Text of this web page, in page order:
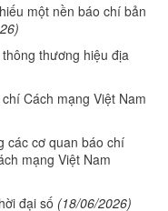
một nền báo chí bản
thương hiệu địa
Cách mạng Việt Nam
các cơ quan báo chí
mạng Việt Nam
đại số (18/06/2026)